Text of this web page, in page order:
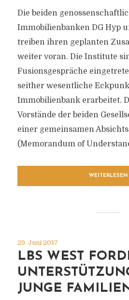
Die beiden
Immobilienbanken DG Hyp
treiben ihren geplanten
weiter voran. Die Institute
Fusionsgespräche
seither wesentliche
Immobilienbank erarbeitet.
Vorstände der beiden
einer gemeinsamen
(Memorandum of
WEITERLESEN
29. Juni 2017
LBS WEST
JUNGE